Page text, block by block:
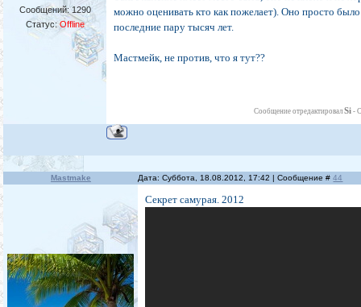
Сообщений:1290
Статус:Offline
можно оценивать кто как пожелает). Оно просто
последние пару тысяч лет.
Мастмейк, не против, что я тут??
Сообщение отредактировалSi -
Mastmake Дата: Суббота, 18.08.2012, 17:42 | Сообщение #44
Секрет самурая. 2012